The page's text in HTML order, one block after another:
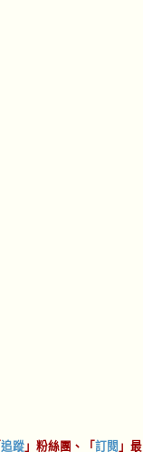
追蹤 」粉絲團、「 訂閱 」最